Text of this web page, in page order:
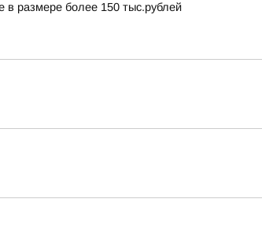
размере более 150 тыс.рублей